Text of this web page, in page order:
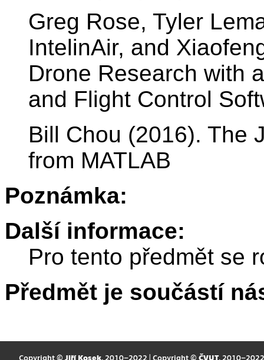
Greg Rose, Tyler
IntelinAir, and
Drone Research with
and Flight Control
Bill Chou (2016). The
from MATLAB
Poznámka:
Další informace:
Pro tento předmět se
Předmět je součástí
Copyright © Jiří Kosek, 2010–2022 | Copyright © ČVUT, 2010–2022